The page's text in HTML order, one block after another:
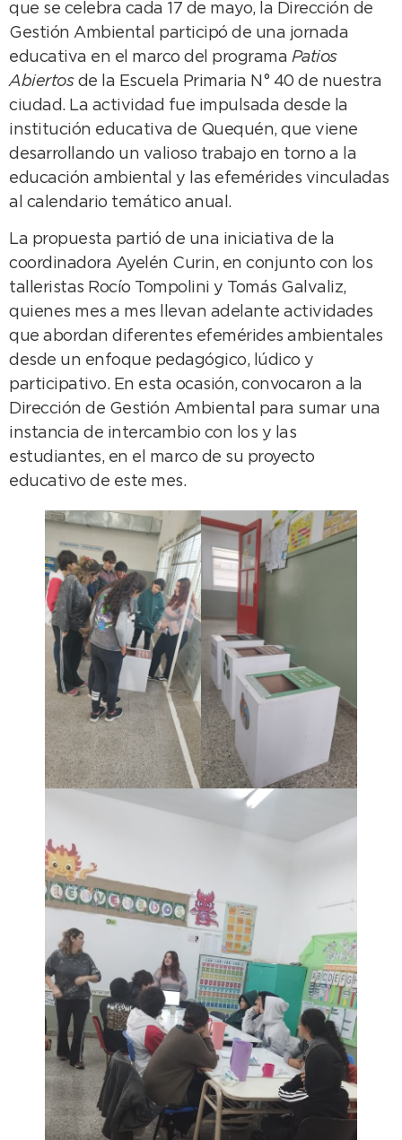
que se celebra cada 17 de mayo, la Dirección de
Gestión Ambiental participó de una jornada
educativa en el marco del programa Patios
Abiertosde la Escuela Primaria N° 40 de nuestra
ciudad. La actividad fue impulsada desde la
institución educativa de Quequén, que viene
desarrollando un valioso trabajo en torno a la
educación ambiental y las efemérides vinculadas
al calendario temático anual.
La propuesta partió de una iniciativa de la
coordinadora Ayelén Curin, en conjunto con los
talleristas Rocío Tompolini y Tomás Galvaliz,
quienes mes a mes llevan adelante actividades
que abordan diferentes efemérides ambientales
desde un enfoque pedagógico, lúdico y
participativo. En esta ocasión, convocaron a la
Dirección de Gestión Ambiental para sumar una
instancia de intercambio con los y las
estudiantes, en el marco de su proyecto
educativo de este mes.